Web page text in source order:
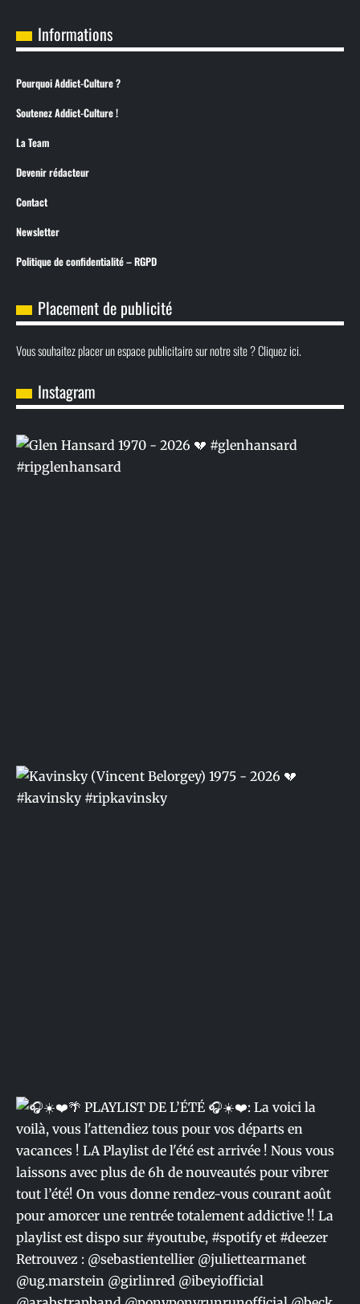
Informations
Pourquoi Addict-Culture ?
Soutenez Addict-Culture !
La Team
Devenir rédacteur
Contact
Newsletter
Politique de confidentialité – RGPD
Placement de publicité
Vous souhaitez placer un espace publicitaire sur notre site ? Cliquez ici.
Instagram